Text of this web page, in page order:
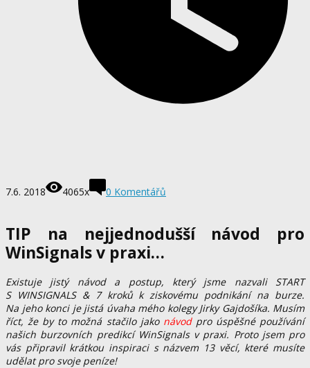
7.6. 2018 4065x 0 Komentářů
TIP na nejjednodušší návod pro
WinSignals v praxi…
Existuje jistý návod a postup, který jsme nazvali START
S WINSIGNALS & 7 kroků k ziskovému podnikání na burze.
Na jeho konci je jistá úvaha mého kolegy Jirky Gajdošíka. Musím
říct, že by to možná stačilo jako návodpro úspěšné používání
našich burzovních predikcí WinSignals v praxi. Proto jsem pro
vás připravil krátkou inspiraci s názvem 13 věcí, které musíte
udělat pro svoje peníze!